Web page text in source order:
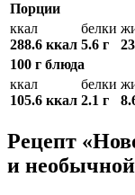
Порции
ккал
288.6 ккал
белки
5.6 г
100 г блюда
ккал
105.6 ккал
белки
2.1 г
Рецепт
и